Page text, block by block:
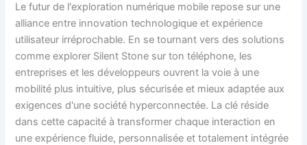
Le futur de l'exploration numérique mobile repose sur une
alliance entre innovation technologique et expérience
utilisateur irréprochable. En se tournant vers des solutions
comme explorer Silent Stone sur ton téléphone, les
entreprises et les développeurs ouvrent la voie à une
mobilité plus intuitive, plus sécurisée et mieux adaptée aux
exigences d'une société hyperconnectée. La clé réside
dans cette capacité à transformer chaque interaction en
une expérience fluide, personnalisée et totalement intégrée